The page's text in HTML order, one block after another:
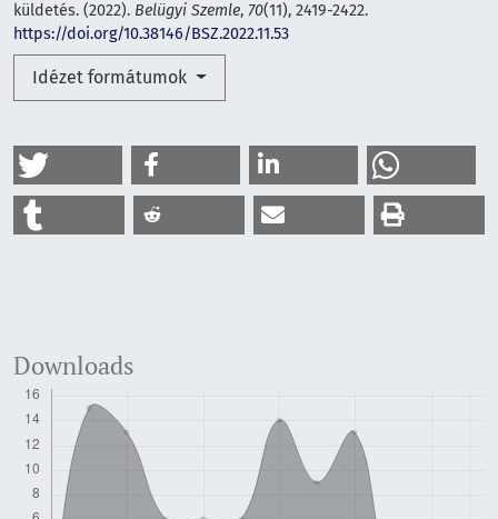
küldetés. (2022). Belügyi Szemle, 70(11), 2419-2422.
https://doi.org/10.38146/BSZ.2022.11.53
Idézet formátumok
Downloads